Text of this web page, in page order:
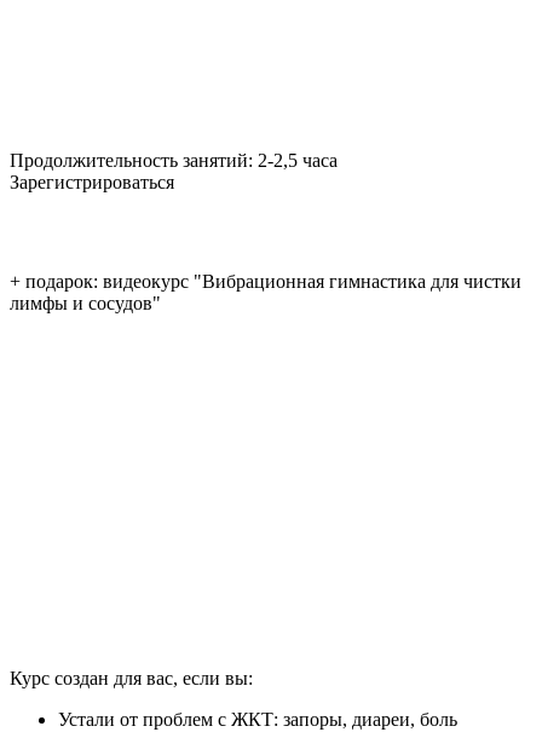
Продолжительность занятий: 2-2,5 часа
Зарегистрироваться
+ подарок: видеокурс "Вибрационная гимнастика для чистки
лимфы и сосудов"
Курс создан для вас, если вы:
Устали от проблем с ЖКТ: запоры, диареи, боль